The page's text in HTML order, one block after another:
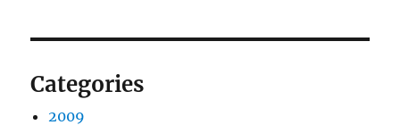
Categories
2009